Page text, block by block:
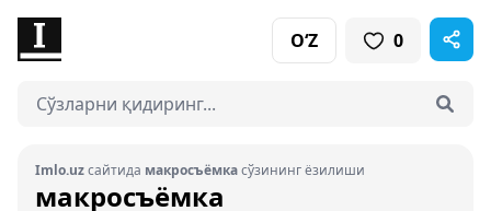
O‘Z 0
Imlo.uzсайтида макросъёмкасўзининг ёзилиши
макросъёмка